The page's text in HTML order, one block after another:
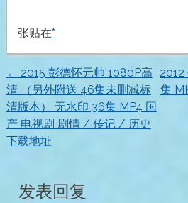
张贴在*
文
章
导
航
← 2015 彭德怀元帅 1080P高
清 （另外附送 46集未删减标
清版本） 无水印 36集 MP4 国
产 电视剧 剧情 / 传记 / 历史
下载地址
集
发表回复